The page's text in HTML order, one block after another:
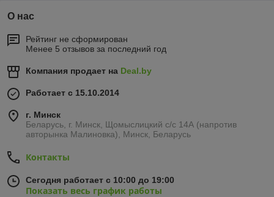
О нас
Рейтинг не сформирован
Менее 5 отзывов за последний год
Компания продает на Deal.by
Работает с 15.10.2014
г. Минск
Беларусь, г. Минск, Щомыслицкий с/с 14А (напротив
авторынка Малиновка), Минск, Беларусь
Контакты
Сегодня работает с 10:00 до 19:00
Показать весь график работы